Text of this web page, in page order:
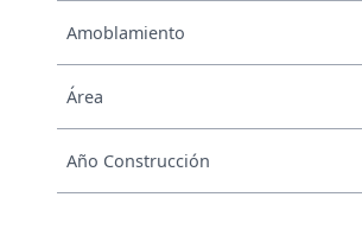
Amoblamiento
Área
Año Construcción